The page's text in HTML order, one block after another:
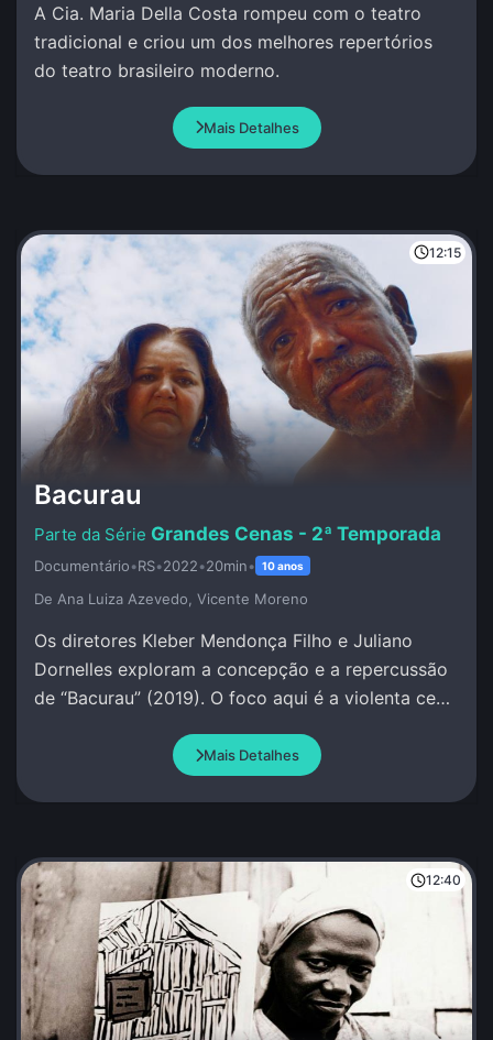
A Cia. Maria Della Costa rompeu com o teatro
tradicional e criou um dos melhores repertórios
do teatro brasileiro moderno.
Mais Detalhes
12:15
Bacurau
Grandes Cenas - 2ª Temporada
Documentário•RS•2022•20min• 10 anos
De Ana Luiza Azevedo, Vicente Moreno
Os diretores Kleber Mendonça Filho e Juliano
Dornelles exploram a concepção e a repercussão
de “Bacurau” (2019). O foco aqui é a violenta cena
Mais Detalhes
12:40